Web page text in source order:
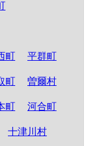
町 平群町
町 曽爾村
町 河合町
十津川村